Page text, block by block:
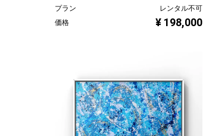
プラン
レンタル不可
価格
¥ 198,000